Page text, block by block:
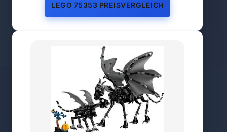
LEGO 75353 PREISVERGLEICH